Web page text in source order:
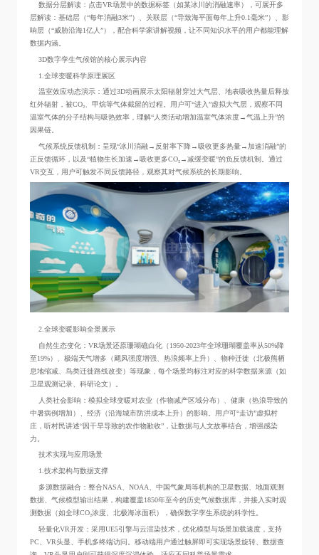
数据分层解读：点击VR场景中的数据标签（如某冰川的消融速率），可展开多
层解读：基础层（“每年消融3米”）、关联层（“导致海平面每年上升0.1毫米”）、影
响层（“威胁沿海1亿人”），配合科学家讲解视频，让不同知识水平的用户都能理解
数据内涵。
3D数字孪生气候馆的核心展示内容
1.全球变暖科学原理展区
温室效应动态演示：通过3D动画展示太阳辐射穿过大气层、地表吸收热量后释放
红外辐射，被CO₂、甲烷等气体截留的过程。用户可“进入”虚拟大气层，观察不同
温室气体的分子结构与吸热效率，理解“人类活动增加温室气体浓度→气温上升”的
因果链。
气候系统反馈机制：呈现“冰川消融→反射率下降→吸收更多热量→加速消融”的
正反馈循环，以及“植物生长加速→吸收更多CO₂→减缓变暖”的负反馈机制。通过
VR交互，用户可触发不同反馈路径，观察其对气候系统的长期影响。
2.全球变暖影响全景展示
自然生态变化：VR场景还原珊瑚礁白化（1950-2023年全球珊瑚覆盖率从50%降
至19%）、极端天气增多（飓风强度增强、热浪频率上升）、物种迁徙（北极熊栖
息地缩减、鸟类迁徙路线改变）等现象，每个场景均标注对应的科学数据来源（如
卫星观测记录、科研论文）。
人类社会影响：模拟全球变暖对农业（作物减产区域分布）、健康（热浪导致的
中暑病例增加）、经济（沿海城市防洪成本上升）的影响。用户可“走访”虚拟村
庄，听村民讲述“因干旱导致的农作物歉收”，让数据与人文故事结合，增强感染
力。
技术实现与应用场景
1.技术架构与数据支撑
多源数据融合：整合NASA、NOAA、中国气象局等机构的卫星数据、地面观测
数据、气候模型输出结果，构建覆盖1850年至今的历史气候数据库，并接入实时观
测数据（如全球CO₂浓度、北极海冰面积），确保数字孪生系统的科学性。
轻量化VR开发：采用UE5引擎与云渲染技术，优化模型与场景加载速度，支持
PC、VR头显、手机多终端访问。移动端用户通过触屏即可实现场景旋转、数据查